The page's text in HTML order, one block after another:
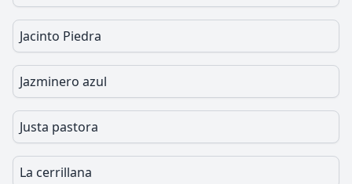
Jacinto Piedra
Jazminero azul
Justa pastora
La cerrillana